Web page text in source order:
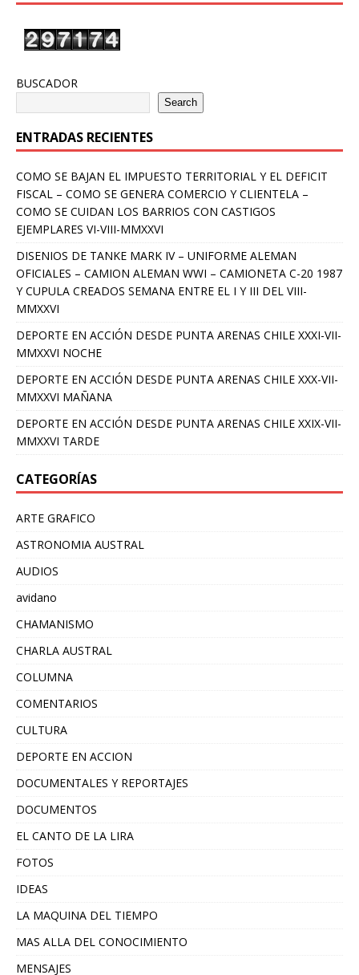
BUSCADOR
Search
ENTRADAS RECIENTES
COMO SE BAJAN EL IMPUESTO TERRITORIAL Y EL DEFICIT
FISCAL – COMO SE GENERA COMERCIO Y CLIENTELA –
COMO SE CUIDAN LOS BARRIOS CON CASTIGOS
EJEMPLARES VI-VIII-MMXXVI
DISENIOS DE TANKE MARK IV – UNIFORME ALEMAN
OFICIALES – CAMION ALEMAN WWI – CAMIONETA C-20 1987
Y CUPULA CREADOS SEMANA ENTRE EL I Y III DEL VIII-
MMXXVI
DEPORTE EN ACCIÓN DESDE PUNTA ARENAS CHILE XXXI-VII-
MMXXVI NOCHE
DEPORTE EN ACCIÓN DESDE PUNTA ARENAS CHILE XXX-VII-
MMXXVI MAÑANA
DEPORTE EN ACCIÓN DESDE PUNTA ARENAS CHILE XXIX-VII-
MMXXVI TARDE
CATEGORÍAS
ARTE GRAFICO
ASTRONOMIA AUSTRAL
AUDIOS
avidano
CHAMANISMO
CHARLA AUSTRAL
COLUMNA
COMENTARIOS
CULTURA
DEPORTE EN ACCION
DOCUMENTALES Y REPORTAJES
DOCUMENTOS
EL CANTO DE LA LIRA
FOTOS
IDEAS
LA MAQUINA DEL TIEMPO
MAS ALLA DEL CONOCIMIENTO
MENSAJES